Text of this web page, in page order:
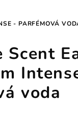
- PARFÉMOVÁ
Scent
voda